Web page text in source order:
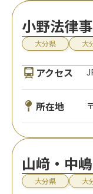
小野法律
大分県 大
アクセス
所在地
山﨑・中
大分県 大